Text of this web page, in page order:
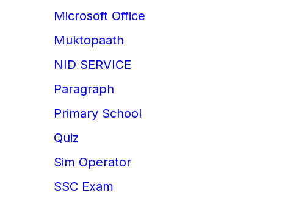
Microsoft Office
Muktopaath
NID SERVICE
Paragraph
Primary School
Quiz
Sim Operator
SSC Exam